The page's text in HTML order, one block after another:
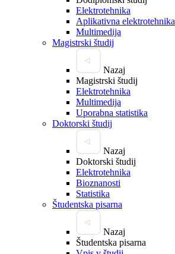
Elektrotehnika
Aplikativna elektrotehnika
Multimedija
Magistrski študij
Nazaj
Magistrski študij
Elektrotehnika
Multimedija
Uporabna statistika
Doktorski študij
Nazaj
Doktorski študij
Elektrotehnika
Bioznanosti
Statistika
Študentska pisarna
Nazaj
Študentska pisarna